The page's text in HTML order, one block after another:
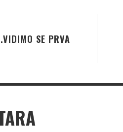
SE PRVA